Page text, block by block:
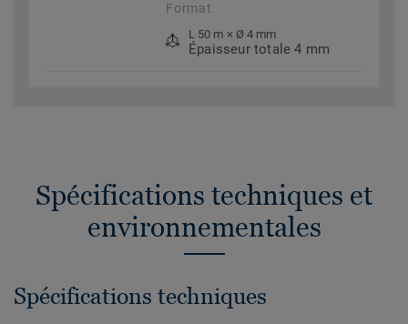
Format
L 50 m × Ø 4 mm
Épaisseur totale 4 mm
Spécifications techniques et
environnementales
Spécifications techniques